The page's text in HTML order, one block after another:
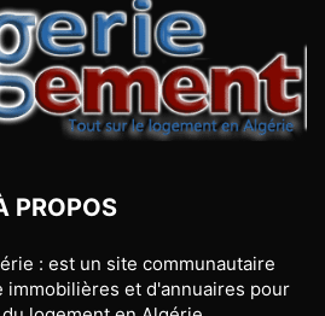
PROPOS
: est un site communautaire
immobilières et d'annuaires pour